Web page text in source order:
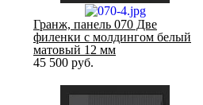
Гранж, панель 070 Две
филенки с молдингом белый
матовый 12 мм
45 500 руб.